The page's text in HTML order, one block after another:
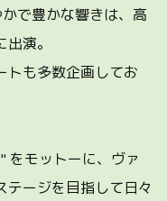
で豊かな響きは、高
演。
トも多数企画してお
をモットーに、ヴァ
テージを目指して日々